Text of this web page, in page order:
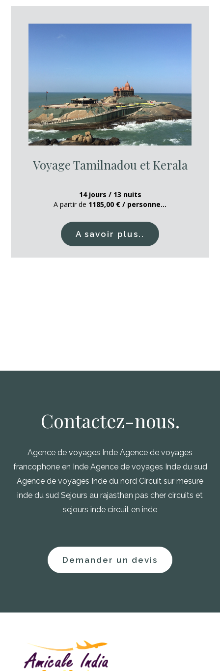
Voyage Tamilnadou et Kerala
14 jours / 13 nuits
A partir de 1185,00 € / personne...
A savoir plus..
Contactez-nous.
Agence de voyages Inde Agence de voyages
francophone en Inde Agence de voyages Inde du sud
Agence de voyages Inde du nord Circuit sur mesure
inde du sud Sejours au rajasthan pas cher circuits et
sejours inde circuit en inde
Demander un devis